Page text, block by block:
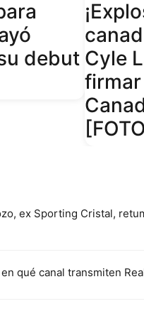
debut Cyle
firmar
ex Sporting Cristal,
qué canal transmiten